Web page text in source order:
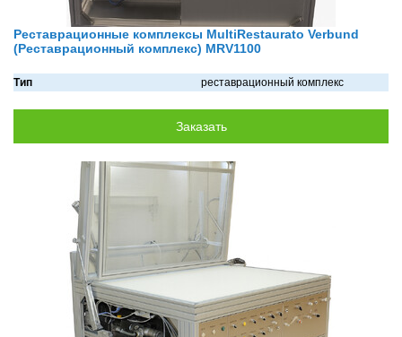
Реставрационные комплексы MultiRestaurato Verbund
(Реставрационный комплекс) MRV1100
Тип реставрационный комплекс